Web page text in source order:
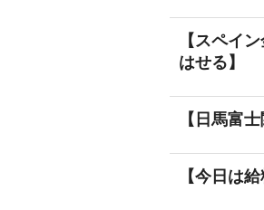
【スペイ
はせる】
【日馬富
【今日は